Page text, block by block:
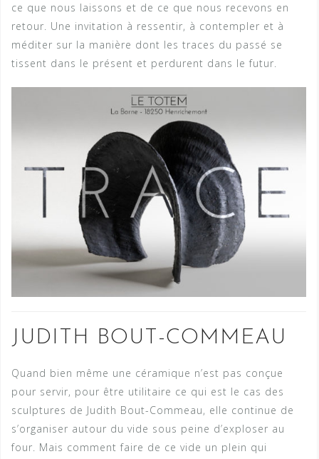
ce que nous laissons et de ce que nous recevons en
retour. Une invitation à ressentir, à contempler et à
méditer sur la manière dont les traces du passé se
tissent dans le présent et perdurent dans le futur.
JUDITH BOUT-COMMEAU
Quand bien même une céramique n’est pas conçue
pour servir, pour être utilitaire ce qui est le cas des
sculptures de Judith Bout-Commeau, elle continue de
s’organiser autour du vide sous peine d’exploser au
four. Mais comment faire de ce vide un plein qui